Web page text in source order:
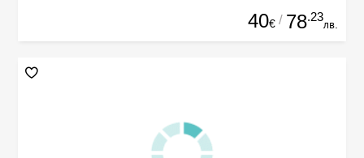
40€ / 78.23
лв.